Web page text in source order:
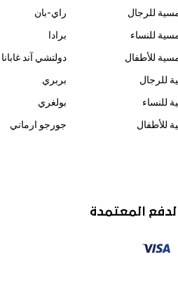
للرجال
للنساء
للأطفال
للرجال
للنساء
للأطفال
راي-بان
برادا
دولتشي آند غابانا
بربري
بولغري
جورجو ارماني
المعتمدة